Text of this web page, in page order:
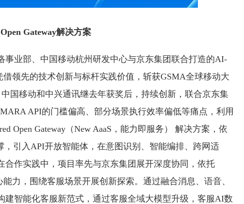
Gateway解决方案
事业部、中国移动杭州研发中心与京东集团联合打造的AI-
借领先的技术创新与标杆实践价值，斩获GSMA全球移动大
国移动和中兴通讯继去年获奖后，持续创新，联合京东集
API的门槛偏高、部分场景执行效率偏低等痛点，利用
Open Gateway（New AaaS，能力即服务） 解决方案，依
，引入API开放智能体，在意图识别、智能编排、跨网适
合作实践中，项目率先与京东集团展开深度协同，依托
力，围绕客服场景开展创新探索。通过融合消息、语音、
建智能化客服新范式，通过客服全域大模型升级，客服AI数